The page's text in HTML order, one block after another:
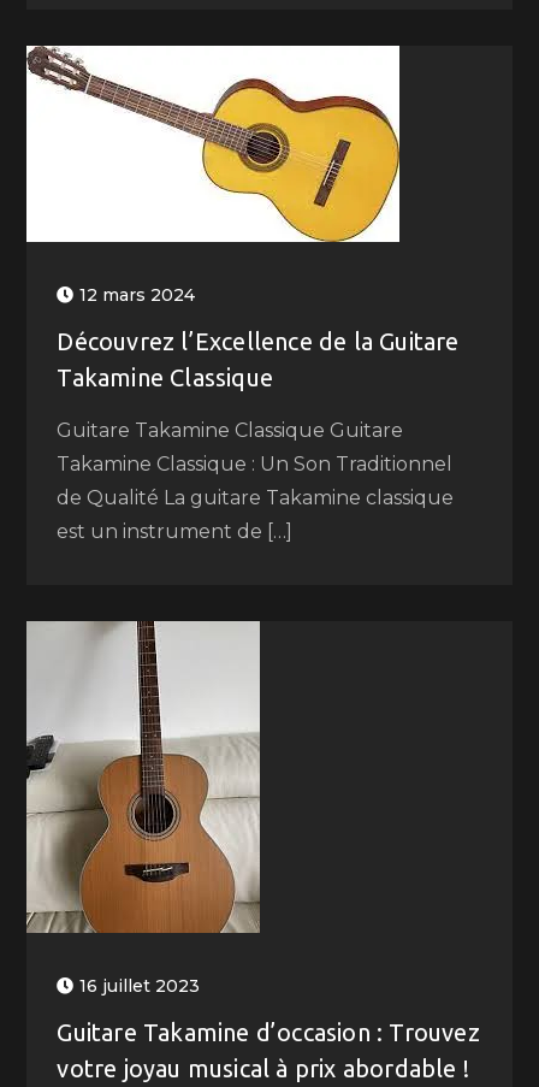
12 mars 2024
Découvrez l’Excellence de la Guitare
Takamine Classique
Guitare Takamine Classique Guitare
Takamine Classique : Un Son Traditionnel
de Qualité La guitare Takamine classique
est un instrument de […]
16 juillet 2023
Guitare Takamine d’occasion : Trouvez
votre joyau musical à prix abordable !